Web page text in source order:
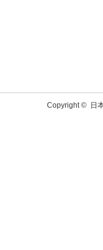
Copyright © 日